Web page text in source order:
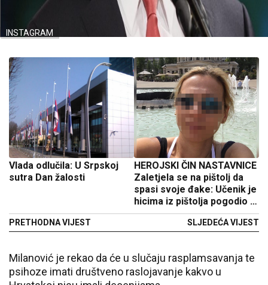
INSTAGRAM
Vlada odlučila: U Srpskoj
sutra Dan žalosti
PRETHODNA VIJEST
HEROJSKI ČIN NASTAVNICE
Zaletjela se na pištolj da
spasi svoje đake: Učenik je
hicima iz pištolja pogodio u
ruku i stomak
SLJEDEĆA VIJEST
Milanović je rekao da će u slučaju rasplamsavanja te
psihoze imati društveno raslojavanje kakvo u